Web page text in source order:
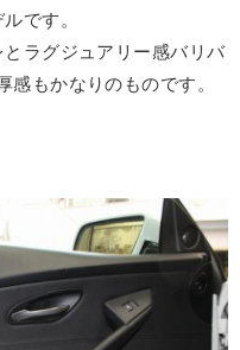
です。
ラグジュアリー感バリバ
もかなりのものです。